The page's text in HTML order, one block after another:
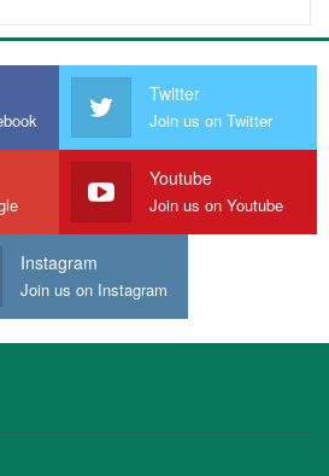
Twitter
Join us on Twitter
Youtube
Join us on Youtube
Instagram
Join us on Instagram